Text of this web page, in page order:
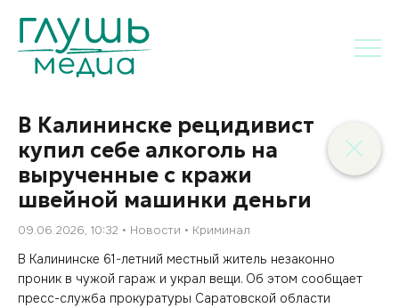
В Калининске рецидивист
купил себе алкоголь на
вырученные с кражи
швейной машинки деньги
09.06.2026, 10:32 Новости Криминал
В Калининске 61-летний местный житель незаконно
проник в чужой гараж и украл вещи. Об этом сообщает
пресс-служба прокуратуры Саратовской области